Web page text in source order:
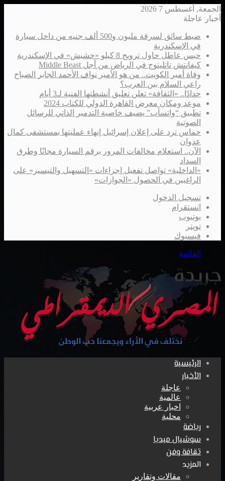
الجمعة, أغسطس 7 2026
أخبار عاجلة
ضبط سائق لسرقة مليون و500 ألف جنيه من داخل سيارة
في الإسكندرية
حبس عاطل حاول ترويج 8 كيلو «حشيش» في الإسكندرية
كيفانتش تاتليتوج في الرياض من أجل Middle Beast
وفاة أمير الكويت.. من هو الأمير نواف الأحمد الجابر الصباح
راعي السلام بين العرب؟
حدادًا.. «الثقافة» تعلن تعليق أنشطتها الفنية لـ3 أيام
موعد ومكان معرض القاهرة الدولي للكتاب 2024
تطبيق “واتسآب” يضيف خاصية التدمير الذاتي للرسائل
الصوتية
حماس ترد على إعلان إسرائيل إنهاء عمليتها بمستشفى كمال
عدوان
الآن.. استعلام مخالفات المرور برقم السيارة مجانًا وطرق
السداد
«الداخلية» تواصل تفعيل إجراءات «التسهيل والتيسير» على
الراغبين في الحصول «الجوازات»
تسجيل الدخول
انستقرام
يوتيوب
تويتر
فيسبوك
القائمة
الرئيسية
الأخبار
عاجلة
عالمية
اخبار عربية
محلية
رياضة
سوشيال ميديا
ثقافة وفن
المزيد
مقالات وتقارير